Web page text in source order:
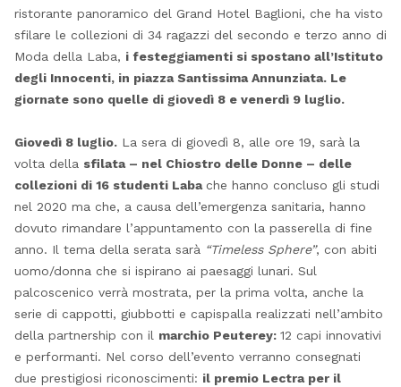
ristorante panoramico del Grand Hotel Baglioni, che ha visto
sfilare le collezioni di 34 ragazzi del secondo e terzo anno di
Moda della Laba, i festeggiamenti si spostano all’Istituto
degli Innocenti, in piazza Santissima Annunziata. Le
giornate sono quelle di giovedì 8 e venerdì 9 luglio.
Giovedì 8 luglio.La sera di giovedì 8, alle ore 19, sarà la
volta della sfilata – nel Chiostro delle Donne – delle
collezioni di 16 studenti Laba che hanno concluso gli studi
nel 2020 ma che, a causa dell’emergenza sanitaria, hanno
dovuto rimandare l’appuntamento con la passerella di fine
anno. Il tema della serata sarà “Timeless Sphere”, con abiti
uomo/donna che si ispirano ai paesaggi lunari. Sul
palcoscenico verrà mostrata, per la prima volta, anche la
serie di cappotti, giubbotti e capispalla realizzati nell’ambito
della partnership con il marchio Peuterey: 12 capi innovativi
e performanti. Nel corso dell’evento verranno consegnati
due prestigiosi riconoscimenti: il premio Lectra per il